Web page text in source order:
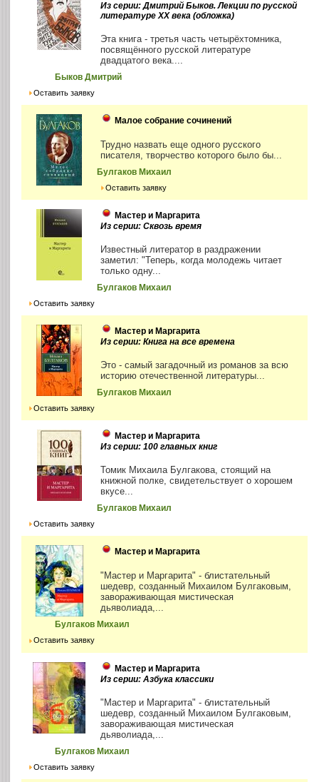
Из серии: Дмитрий Быков. Лекции по русской
литературе ХХ века (обложка)
Эта книга - третья часть четырёхтомника,
посвящённого русской литературе
двадцатого века....
Быков Дмитрий
Оставить заявку
Малое собрание сочинений
Трудно назвать еще одного русского
писателя, творчество которого было бы...
Булгаков Михаил
Оставить заявку
Мастер и Маргарита
Из серии: Сквозь время
Известный литератор в раздражении
заметил: "Теперь, когда молодежь читает
только одну...
Булгаков Михаил
Оставить заявку
Мастер и Маргарита
Из серии: Книга на все времена
Это - самый загадочный из романов за всю
историю отечественной литературы...
Булгаков Михаил
Оставить заявку
Мастер и Маргарита
Из серии: 100 главных книг
Томик Михаила Булгакова, стоящий на
книжной полке, свидетельствует о хорошем
вкусе...
Булгаков Михаил
Оставить заявку
Мастер и Маргарита
"Мастер и Маргарита" - блистательный
шедевр, созданный Михаилом Булгаковым,
завораживающая мистическая
дьяволиада,...
Булгаков Михаил
Оставить заявку
Мастер и Маргарита
Из серии: Азбука классики
"Мастер и Маргарита" - блистательный
шедевр, созданный Михаилом Булгаковым,
завораживающая мистическая
дьяволиада,...
Булгаков Михаил
Оставить заявку